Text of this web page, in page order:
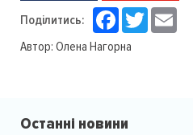
Поділитись: Facebook
Twitter
Автор: Олена Нагорна
Останні новини